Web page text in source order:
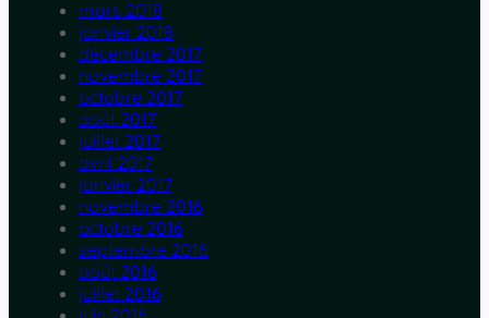
mars 2018
janvier 2018
décembre 2017
novembre 2017
octobre 2017
août 2017
juillet 2017
avril 2017
janvier 2017
novembre 2016
octobre 2016
septembre 2016
août 2016
juillet 2016